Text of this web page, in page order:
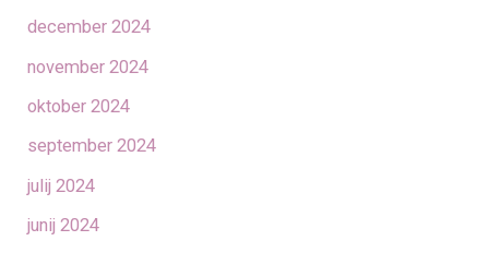
december 2024
november 2024
oktober 2024
september 2024
julij 2024
junij 2024